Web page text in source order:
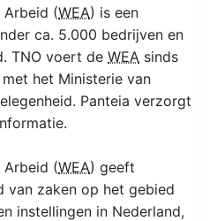
Arbeid (WEA) is een
ca. 5.000 bedrijven en
TNO voert de WEA sinds
het Ministerie van
Panteia verzorgt
Arbeid (WEA) geeft
van zaken op het gebied
instellingen in Nederland,